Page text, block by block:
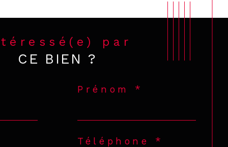
par
CE BIEN ?
Prénom *
Téléphone *